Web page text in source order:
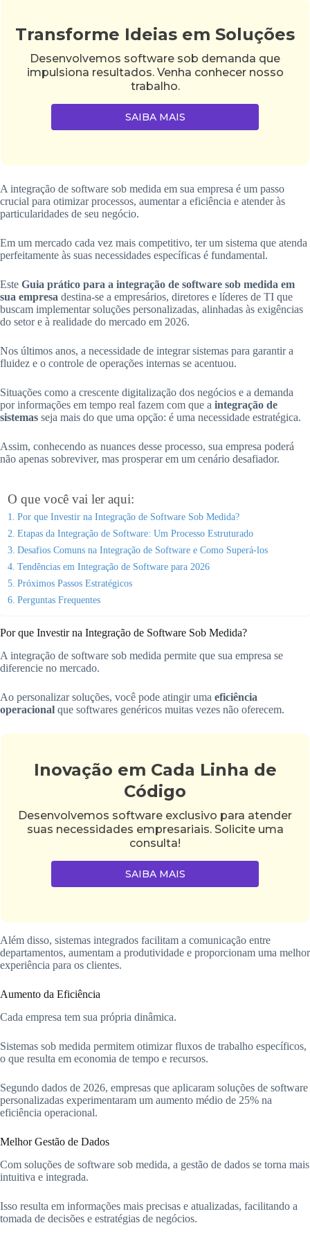
Transforme Ideias em Soluções
Desenvolvemos software sob demanda que
impulsiona resultados. Venha conhecer nosso
trabalho.
SAIBA MAIS
A integração de software sob medida em sua empresa é um passo
crucial para otimizar processos, aumentar a eficiência e atender às
particularidades de seu negócio.
Em um mercado cada vez mais competitivo, ter um sistema que atenda
perfeitamente às suas necessidades específicas é fundamental.
Este Guia prático para a integração de software sob medida em
sua empresa destina-se a empresários, diretores e líderes de TI que
buscam implementar soluções personalizadas, alinhadas às exigências
do setor e à realidade do mercado em 2026.
Nos últimos anos, a necessidade de integrar sistemas para garantir a
fluidez e o controle de operações internas se acentuou.
Situações como a crescente digitalização dos negócios e a demanda
por informações em tempo real fazem com que a integração de
sistemas seja mais do que uma opção: é uma necessidade estratégica.
Assim, conhecendo as nuances desse processo, sua empresa poderá
não apenas sobreviver, mas prosperar em um cenário desafiador.
O que você vai ler aqui:
Por que Investir na Integração de Software Sob Medida?
Etapas da Integração de Software: Um Processo Estruturado
Desafios Comuns na Integração de Software e Como Superá-los
Tendências em Integração de Software para 2026
Próximos Passos Estratégicos
Perguntas Frequentes
Por que Investir na Integração de Software Sob Medida?
A integração de software sob medida permite que sua empresa se
diferencie no mercado.
Ao personalizar soluções, você pode atingir uma eficiência
operacional que softwares genéricos muitas vezes não oferecem.
Inovação em Cada Linha de
Código
Desenvolvemos software exclusivo para atender
suas necessidades empresariais. Solicite uma
consulta!
SAIBA MAIS
Além disso, sistemas integrados facilitam a comunicação entre
departamentos, aumentam a produtividade e proporcionam uma melhor
experiência para os clientes.
Aumento da Eficiência
Cada empresa tem sua própria dinâmica.
Sistemas sob medida permitem otimizar fluxos de trabalho específicos,
o que resulta em economia de tempo e recursos.
Segundo dados de 2026, empresas que aplicaram soluções de software
personalizadas experimentaram um aumento médio de 25% na
eficiência operacional.
Melhor Gestão de Dados
Com soluções de software sob medida, a gestão de dados se torna mais
intuitiva e integrada.
Isso resulta em informações mais precisas e atualizadas, facilitando a
tomada de decisões e estratégias de negócios.